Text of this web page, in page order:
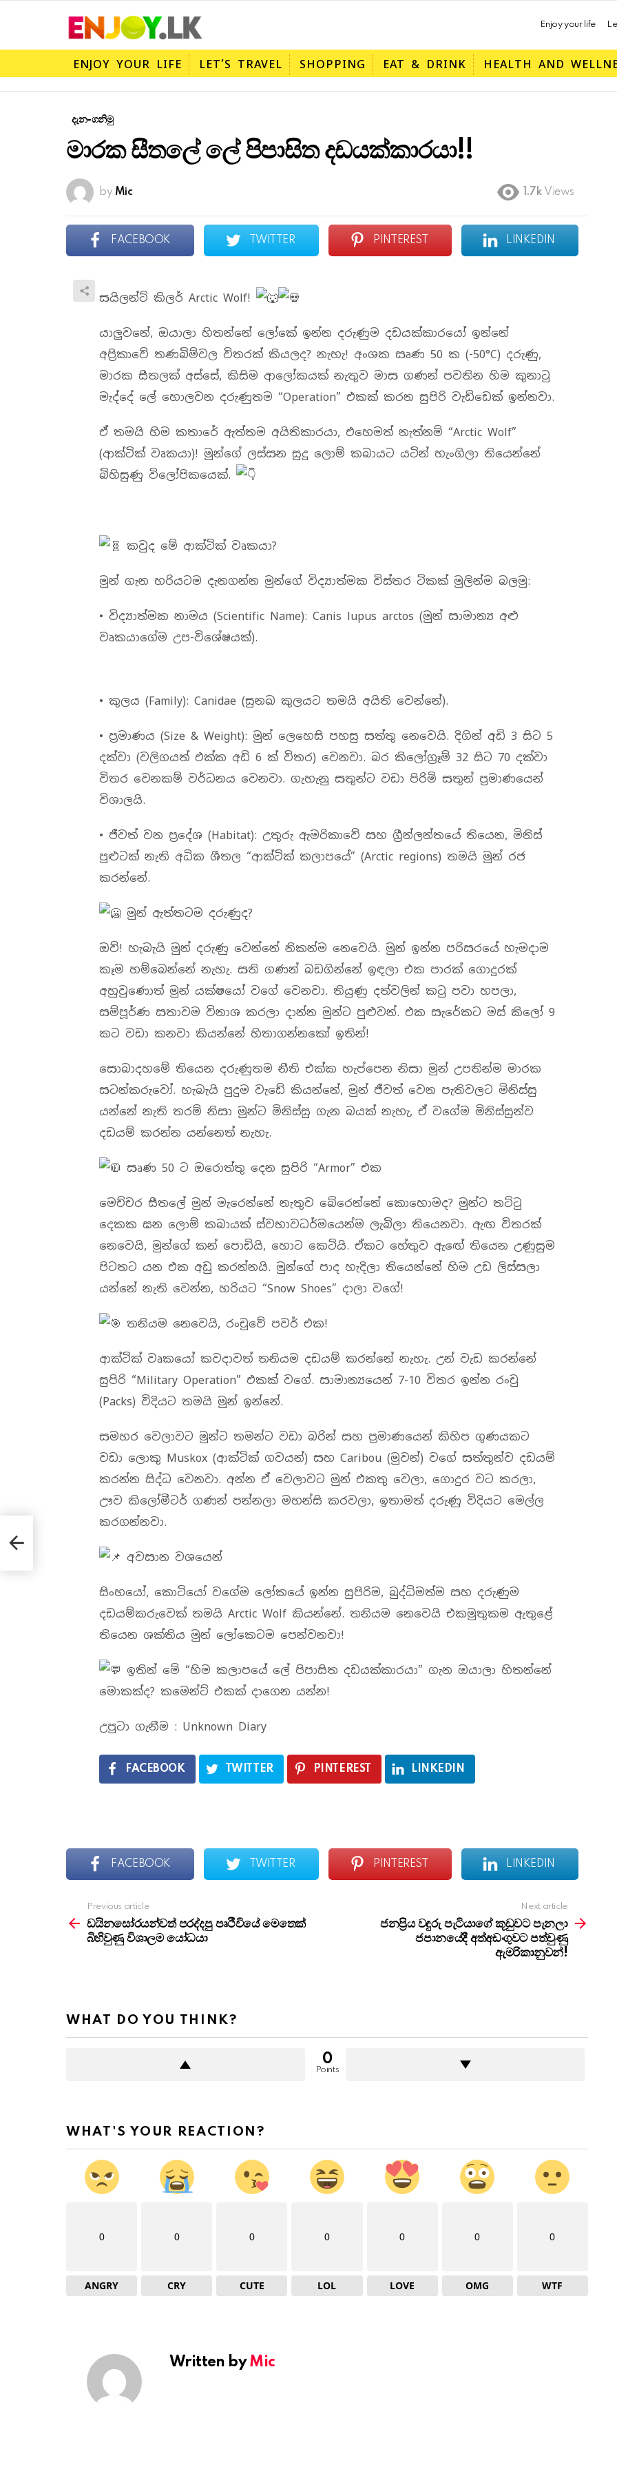
Enjoy your life
ENJOY YOUR LIFE LET’S TRAVEL SHOPPING EAT & DRINK HEALTH AND
දැන-ගනිමු
මාරක සීතලේ ලේ පිපාසිත දඩයක්කාරයා!!
by Mic 1.7k Views
FACEBOOK TWITTER PINTEREST LINKEDIN
සයිලන්ට් කිලර් Arctic Wolf!
යාලුවනේ, ඔයාලා හිතන්නේ ලෝකේ ඉන්න දරුණුම දඩයක්කාරයෝ ඉන්නේ
අප්‍රිකාවේ තණබිම්වල විතරක් කියලද? නැහැ! අංශක සෘණ 50 ක (-50°C) දරුණු,
මාරක සීතලක් අස්සේ, කිසිම ආලෝකයක් නැතුව මාස ගණන් පවතින හිම කුනාටු
මැද්දේ ලේ හොලවන දරුණුතම “Operation” එකක් කරන සුපිරි වැඩ්ඩෙක් ඉන්නවා.
ඒ තමයි හිම කතාරේ ඇත්තම අයිතිකාරයා, එහෙමත් නැත්නම් “Arctic Wolf”
(ආක්ටික් වෘකයා)! මුන්ගේ ලස්සන සුදු ලොම් කබායට යටින් හැංගිලා තියෙන්නේ
බිහිසුණු විලෝපිකයෙක්.
කවුද මේ ආක්ටික් වෘකයා?
මුන් ගැන හරියටම දැනගන්න මුන්ගේ විද්‍යාත්මක විස්තර ටිකක් මුලින්ම බලමු:
• විද්‍යාත්මක නාමය (Scientific Name): Canis lupus arctos (මුන් සාමාන්‍ය අළු
වෘකයාගේම උප-විශේෂයක්).
• කුලය (Family): Canidae (සුනඛ කුලයට තමයි අයිති වෙන්නේ).
• ප්‍රමාණය (Size & Weight): මුන් ලෙහෙසි පහසු සත්තු නෙවෙයි. දිගින් අඩි 3 සිට 5
දක්වා (වලිගයත් එක්ක අඩි 6 ක් විතර) වෙනවා. බර කිලෝග්‍රෑම් 32 සිට 70 දක්වා
විතර වෙනකම් වර්ධනය වෙනවා. ගැහැනු සතුන්ට වඩා පිරිමි සතුන් ප්‍රමාණයෙන්
විශාලයි.
• ජීවත් වන ප්‍රදේශ (Habitat): උතුරු ඇමරිකාවේ සහ ග්‍රීන්ලන්තයේ තියෙන, මිනිස්
පුළුටක් නැති අධික ශීතල “ආක්ටික් කලාපයේ” (Arctic regions) තමයි මුන් රජ
කරන්නේ.
මුන් ඇත්තටම දරුණුද?
ඔව්! හැබැයි මුන් දරුණු වෙන්නේ නිකන්ම නෙවෙයි. මුන් ඉන්න පරිසරයේ හැමදාම
කෑම හම්බෙන්නේ නැහැ. සති ගණන් බඩගින්නේ ඉඳලා එක පාරක් ගොදුරක්
අහුවුණොත් මුන් යක්ෂයෝ වගේ වෙනවා. තියුණු දත්වලින් කටු පවා හපලා,
සම්පූර්ණ සතාවම විනාශ කරලා දාන්න මුන්ට පුළුවන්. එක සැරේකට මස් කිලෝ 9
කට වඩා කනවා කියන්නේ හිතාගන්නකෝ ඉතින්!
සොබාදහමේ තියෙන දරුණුතම නීති එක්ක හැප්පෙන නිසා මුන් උපතින්ම මාරක
සටන්කරුවෝ. හැබැයි පුදුම වැඩේ කියන්නේ, මුන් ජීවත් වෙන පැතිවලට මිනිස්සු
යන්නේ නැති තරම් නිසා මුන්ට මිනිස්සු ගැන බයක් නැහැ, ඒ වගේම මිනිස්සුන්ව
දඩයම් කරන්න යන්නෙත් නැහැ.
සෘණ 50 ට ඔරොත්තු දෙන සුපිරි “Armor” එක
මෙච්චර සීතලේ මුන් මැරෙන්නේ නැතුව බේරෙන්නේ කොහොමද? මුන්ට තට්ටු
දෙකක ඝන ලොම් කබායක් ස්වභාවධර්මයෙන්ම ලැබිලා තියෙනවා. ඇඟ විතරක්
නෙවෙයි, මුන්ගේ කන් පොඩියි, හොට කෙටියි. ඒකට හේතුව ඇඟේ තියෙන උණුසුම
පිටතට යන එක අඩු කරන්නයි. මුන්ගේ පාද හැදිලා තියෙන්නේ හිම උඩ ලිස්සලා
යන්නේ නැති වෙන්න, හරියට “Snow Shoes” දාලා වගේ!
තනියම නෙවෙයි, රංචුවේ පවර් එක!
ආක්ටික් වෘකයෝ කවදාවත් තනියම දඩයම් කරන්නේ නැහැ. උන් වැඩ කරන්නේ
සුපිරි “Military Operation” එකක් වගේ. සාමාන්‍යයෙන් 7-10 විතර ඉන්න රංචු
(Packs) විදියට තමයි මුන් ඉන්නේ.
සමහර වෙලාවට මුන්ට තමන්ට වඩා බරින් සහ ප්‍රමාණයෙන් කිහිප ගුණයකට
වඩා ලොකු Muskox (ආක්ටික් ගවයන්) සහ Caribou (මුවන්) වගේ සත්තුන්ව දඩයම්
කරන්න සිද්ධ වෙනවා. අන්න ඒ වෙලාවට මුන් එකතු වෙලා, ගොදුර වට කරලා,
ඌව කිලෝමීටර් ගණන් පන්නලා මහන්සි කරවලා, ඉතාමත් දරුණු විදියට මෙල්ල
කරගන්නවා.
අවසාන වශයෙන්
සිංහයෝ, කොටියෝ වගේම ලෝකයේ ඉන්න සුපිරිම, බුද්ධිමත්ම සහ දරුණුම
දඩයම්කරුවෙක් තමයි Arctic Wolf කියන්නේ. තනියම නෙවෙයි එකමුතුකම ඇතුළේ
තියෙන ශක්තිය මුන් ලෝකෙටම පෙන්වනවා!
ඉතින් මේ “හිම කලාපයේ ලේ පිපාසිත දඩයක්කාරයා” ගැන ඔයාලා හිතන්නේ
මොකක්ද? කමෙන්ට් එකක් දාගෙන යන්න!
උපුටා ගැනීම : Unknown Diary
FACEBOOK TWITTER PINTEREST LINKEDIN
FACEBOOK TWITTER PINTEREST LINKEDIN
more
Previous article
ඩයිනසෝරයන්වත් පරද්දපු පෘථිවියේ මෙතෙක්
බිහිවුණු විශාලම යෝධයා
Next article
ජනප්‍රිය වඳුරු පැටියාගේ කූඩුවට පැනලා
ජපානයේදී අත්අඩංගුවට පත්වුණු
ඇමරිකානුවන්!
WHAT DO YOU THINK?
0
Points
WHAT'S YOUR REACTION?
0
ANGRY
0
CRY
0
CUTE
0
LOL
0
LOVE
0
OMG
0
WTF
Written byMic